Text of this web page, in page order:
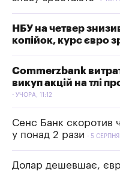
НБУ на четвер
копійок, курс євро
Commerzbank
викуп акцій на тлі
УЧОРА, 11:12
Сенс Банк скоротив
у понад 2 рази
5
Долар дешевшає,